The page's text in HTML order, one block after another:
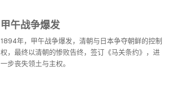
甲午战争爆发
1894年，甲午战争爆发，清朝与日本争夺朝鲜的控制
权，最终以清朝的惨败告终，签订《马关条约》，进
一步丧失领土与主权。